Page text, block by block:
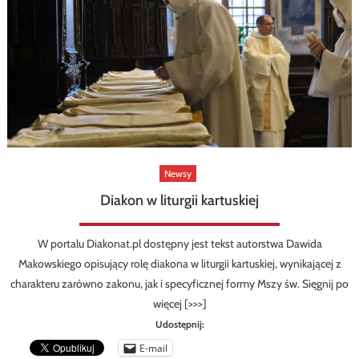
Newsy
Diakon w liturgii kartuskiej
W portalu Diakonat.pl dostępny jest tekst autorstwa Dawida
Makowskiego opisujący rolę diakona w liturgii kartuskiej, wynikającej z
charakteru zarówno zakonu, jak i specyficznej formy Mszy św. Sięgnij po
więcej [>>>]
Udostępnij:
E-mail